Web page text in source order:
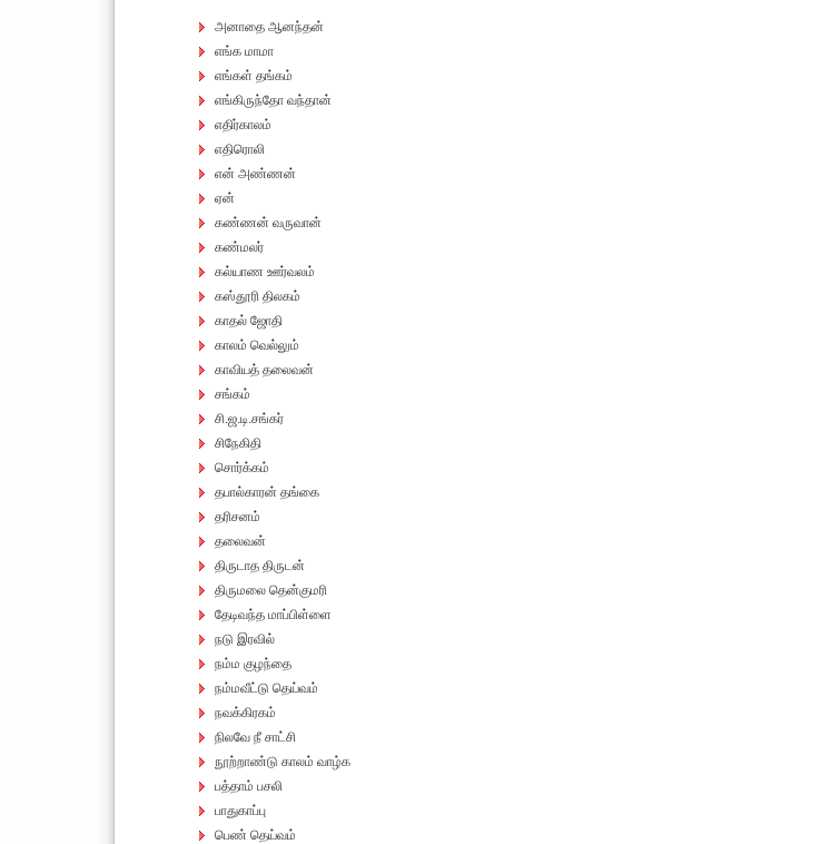
அனாதை ஆனந்தன்
எங்க மாமா
எங்கள் தங்கம்
எங்கிருந்தோ வந்தான்
எதிர்காலம்
எதிரொலி
என் அண்ணன்
ஏன்
கண்ணன் வருவான்
கண்மலர்
கல்யாண ஊர்வலம்
கஸ்தூரி திலகம்
காதல் ஜோதி
காலம் வெல்லும்
காவியத் தலைவன்
சங்கம்
சி.ஜ.டி.சங்கர்
சிநேகிதி
சொர்க்கம்
தபால்காரன் தங்கை
தரிசனம்
தலைவன்
திருடாத திருடன்
திருமலை தென்குமரி
தேடிவந்த மாப்பிள்ளை
நடு இரவில்
நம்ம குழந்தை
நம்மவீட்டு தெய்வம்
நவக்கிரகம்
நிலவே நீ சாட்சி
நூற்றாண்டு காலம் வாழ்க
பத்தாம் பசலி
பாதுகாப்பு
பெண் தெய்வம்